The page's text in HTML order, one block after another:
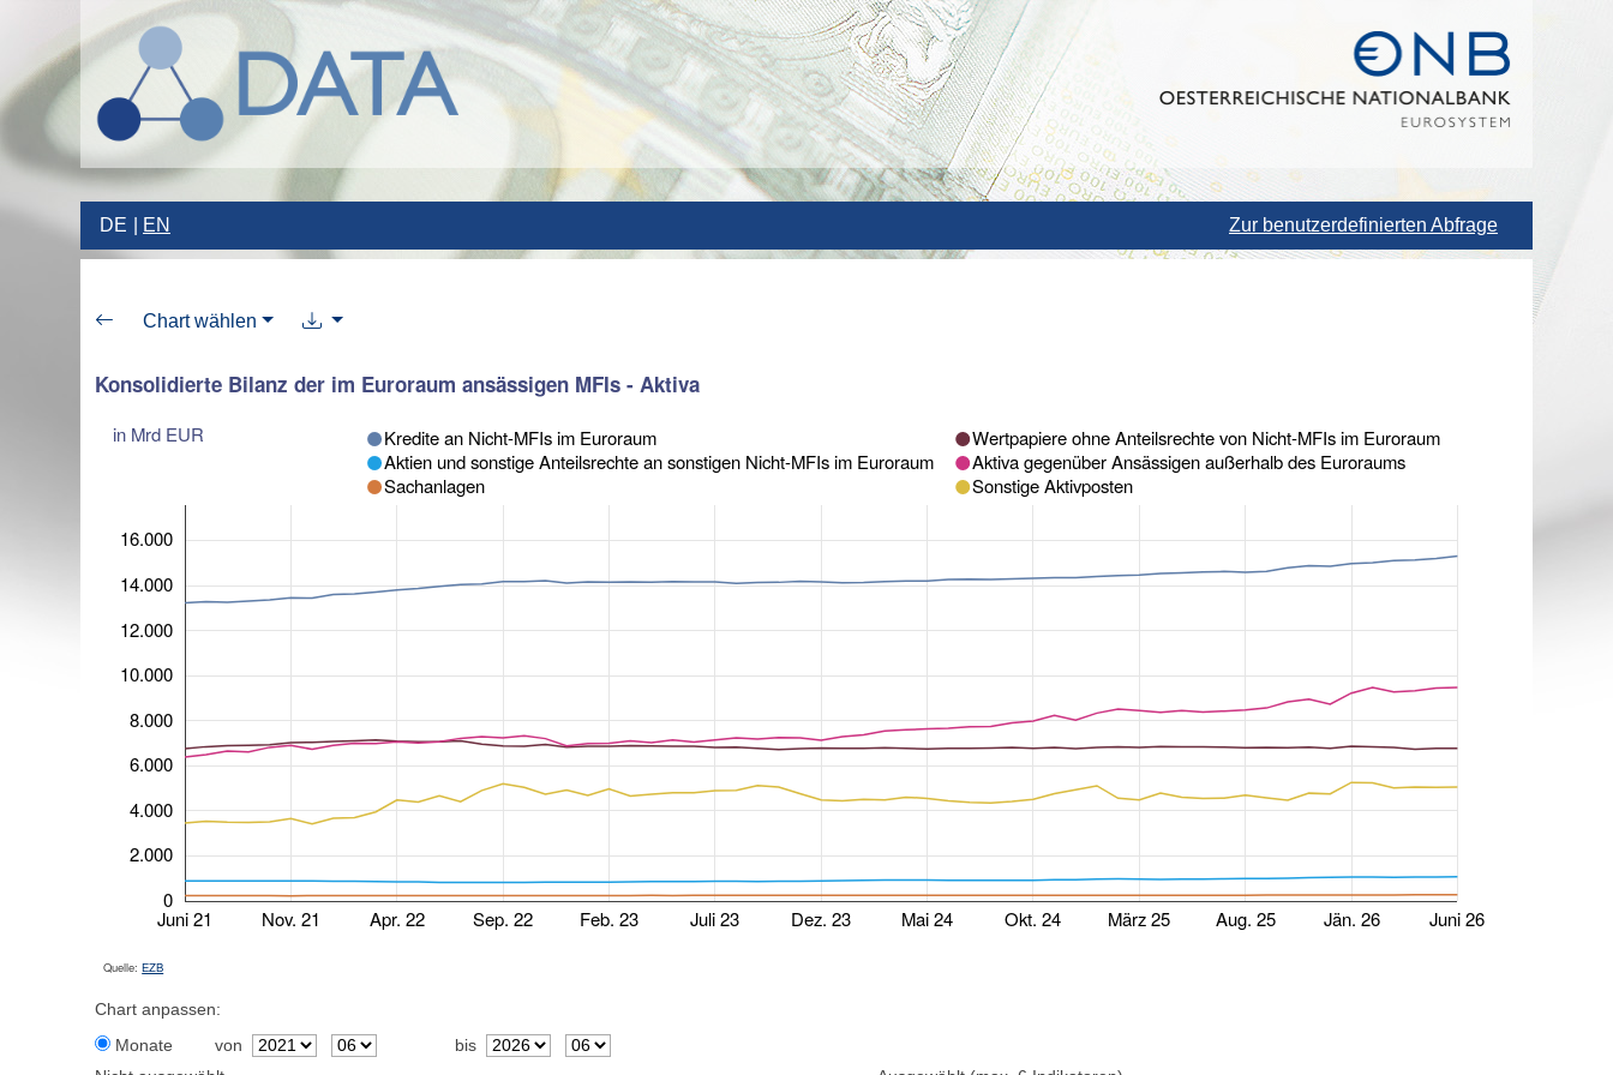
DE EN Zur benutzerdefinierten Abfrage
Chart wählen
Konsolidierte Bilanz der im Euroraum ansässigen MFIs - Aktiva
in Mrd EUR
Juni 21 Nov. 21 Apr. 22 Sep. 22 Feb. 23 Juli 23 Dez. 23 Mai 24 Okt. 24 März 25 Aug. 25 Jän. 26 Juni 26
0
2.000
4.000
6.000
8.000
10.000
12.000
14.000
16.000
Kredite an Nicht-MFIs im Euroraum
Wertpapiere ohne Anteilsrechte von Nicht-MFIs im Euroraum
Aktien und sonstige Anteilsrechte an sonstigen Nicht-MFIs im Euroraum
Aktiva gegenüber Ansässigen außerhalb des Euroraums
Sachanlagen
Sonstige Aktivposten
Quelle:EZB
Chart anpassen:
Monate
von
bis